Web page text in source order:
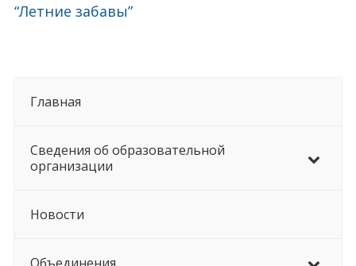
Главная
Сведения об образовательной
организации
Новости
“Летние забавы”